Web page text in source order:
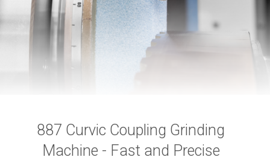
887 Curvic Coupling Grinding
Machine - Fast and Precise